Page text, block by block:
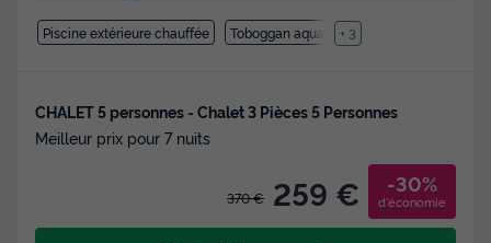
Piscine extérieure chauffée Toboggan aquatique
+ 3
CHALET 5 personnes - Chalet 3 Pièces 5 Personnes
Meilleur prix pour 7 nuits
370 € 259 € -30%
d'économie